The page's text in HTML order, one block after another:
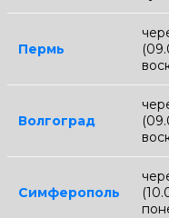
Пермь
Волгоград
Симферополь